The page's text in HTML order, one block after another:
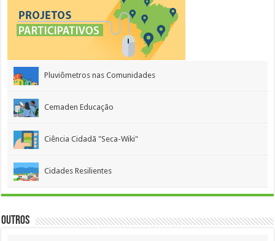
Pluviômetros nas Comunidades
Cemaden Educação
Ciência Cidadã "Seca-Wiki"
Cidades Resilientes
Outros